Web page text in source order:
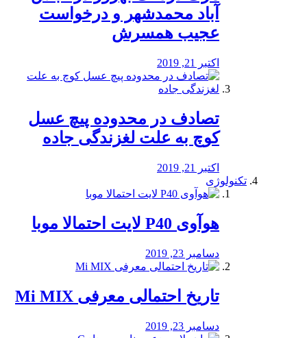
آباد محمدشهر و درخواست
عجیب همسرش
اکتبر 21, 2019
تصادف در محدوده پیچ عسل
کوچ به علت لغزندگی جاده
اکتبر 21, 2019
تکنولوژی
هوآوی P40 لایت احتمالا موبا
دسامبر 23, 2019
تاریخ احتمالی معرفی Mi MIX
دسامبر 23, 2019